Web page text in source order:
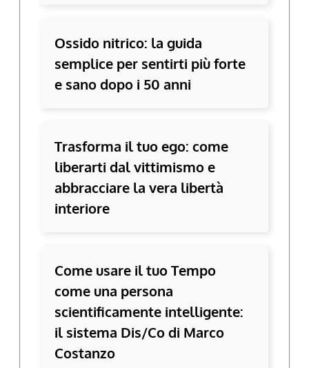
Ossido nitrico: la guida
semplice per sentirti più forte
e sano dopo i 50 anni
Trasforma il tuo ego: come
liberarti dal vittimismo e
abbracciare la vera libertà
interiore
Come usare il tuo Tempo
come una persona
scientificamente intelligente:
il sistema Dis/Co di Marco
Costanzo